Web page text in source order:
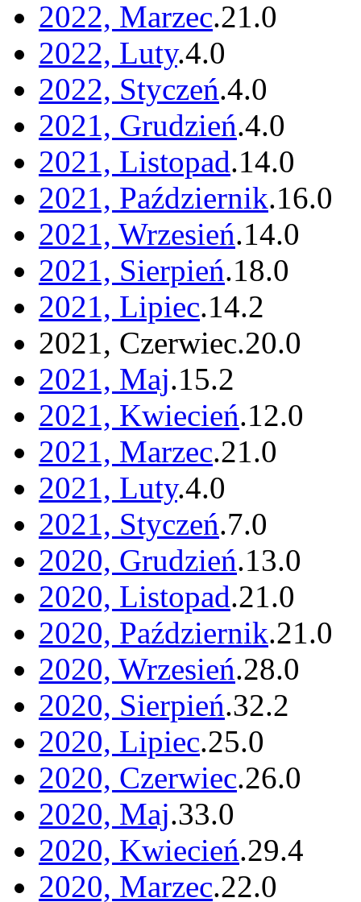
2022, Marzec.21.0
2022, Luty.4.0
2022, Styczeń.4.0
2021, Grudzień.4.0
2021, Listopad.14.0
2021, Październik.16.0
2021, Wrzesień.14.0
2021, Sierpień.18.0
2021, Lipiec.14.2
2021, Czerwiec.20.0
2021, Maj.15.2
2021, Kwiecień.12.0
2021, Marzec.21.0
2021, Luty.4.0
2021, Styczeń.7.0
2020, Grudzień.13.0
2020, Listopad.21.0
2020, Październik.21.0
2020, Wrzesień.28.0
2020, Sierpień.32.2
2020, Lipiec.25.0
2020, Czerwiec.26.0
2020, Maj.33.0
2020, Kwiecień.29.4
2020, Marzec.22.0